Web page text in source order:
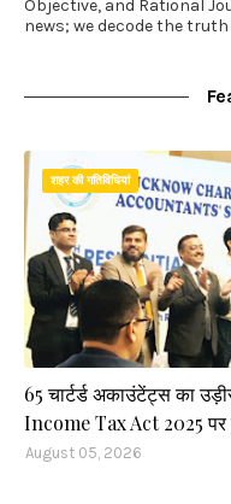
Objective, and Rational
news; we decode the
शहर की गतिविधियां
65 चार्टर्ड अकाउंटेंट्स का
Income Tax Act 2025
August 05, 2026